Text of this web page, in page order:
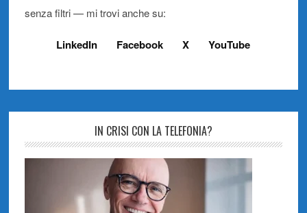
senza filtri — mi trovi anche su:
LinkedIn Facebook X YouTube
IN CRISI CON LA TELEFONIA?